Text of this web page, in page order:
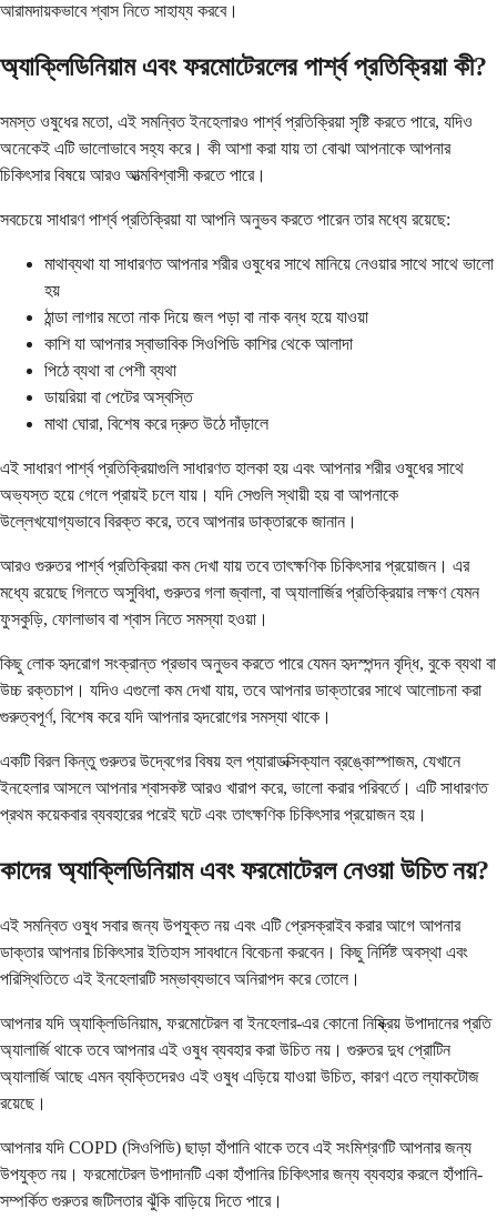
আরামদায়কভাবে শ্বাস নিতে সাহায্য করবে।
অ্যাক্লিডিনিয়াম এবং ফরমোটেরলের পার্শ্ব প্রতিক্রিয়া কী?
সমস্ত ওষুধের মতো, এই সমন্বিত ইনহেলারও পার্শ্ব প্রতিক্রিয়া সৃষ্টি করতে পারে, যদিও
অনেকেই এটি ভালোভাবে সহ্য করে। কী আশা করা যায় তা বোঝা আপনাকে আপনার
চিকিৎসার বিষয়ে আরও আত্মবিশ্বাসী করতে পারে।
সবচেয়ে সাধারণ পার্শ্ব প্রতিক্রিয়া যা আপনি অনুভব করতে পারেন তার মধ্যে রয়েছে:
মাথাব্যথা যা সাধারণত আপনার শরীর ওষুধের সাথে মানিয়ে নেওয়ার সাথে সাথে ভালো
হয়
ঠান্ডা লাগার মতো নাক দিয়ে জল পড়া বা নাক বন্ধ হয়ে যাওয়া
কাশি যা আপনার স্বাভাবিক সিওপিডি কাশির থেকে আলাদা
পিঠে ব্যথা বা পেশী ব্যথা
ডায়রিয়া বা পেটের অস্বস্তি
মাথা ঘোরা, বিশেষ করে দ্রুত উঠে দাঁড়ালে
এই সাধারণ পার্শ্ব প্রতিক্রিয়াগুলি সাধারণত হালকা হয় এবং আপনার শরীর ওষুধের সাথে
অভ্যস্ত হয়ে গেলে প্রায়ই চলে যায়। যদি সেগুলি স্থায়ী হয় বা আপনাকে
উল্লেখযোগ্যভাবে বিরক্ত করে, তবে আপনার ডাক্তারকে জানান।
আরও গুরুতর পার্শ্ব প্রতিক্রিয়া কম দেখা যায় তবে তাৎক্ষণিক চিকিৎসার প্রয়োজন। এর
মধ্যে রয়েছে গিলতে অসুবিধা, গুরুতর গলা জ্বালা, বা অ্যালার্জির প্রতিক্রিয়ার লক্ষণ যেমন
ফুসকুড়ি, ফোলাভাব বা শ্বাস নিতে সমস্যা হওয়া।
কিছু লোক হৃদরোগ সংক্রান্ত প্রভাব অনুভব করতে পারে যেমন হৃদস্পন্দন বৃদ্ধি, বুকে ব্যথা বা
উচ্চ রক্তচাপ। যদিও এগুলো কম দেখা যায়, তবে আপনার ডাক্তারের সাথে আলোচনা করা
গুরুত্বপূর্ণ, বিশেষ করে যদি আপনার হৃদরোগের সমস্যা থাকে।
একটি বিরল কিন্তু গুরুতর উদ্বেগের বিষয় হল প্যারাডক্সিক্যাল ব্রঙ্কোস্পাজম, যেখানে
ইনহেলার আসলে আপনার শ্বাসকষ্ট আরও খারাপ করে, ভালো করার পরিবর্তে। এটি সাধারণত
প্রথম কয়েকবার ব্যবহারের পরেই ঘটে এবং তাৎক্ষণিক চিকিৎসার প্রয়োজন হয়।
কাদের অ্যাক্লিডিনিয়াম এবং ফরমোটেরল নেওয়া উচিত নয়?
এই সমন্বিত ওষুধ সবার জন্য উপযুক্ত নয় এবং এটি প্রেসক্রাইব করার আগে আপনার
ডাক্তার আপনার চিকিৎসার ইতিহাস সাবধানে বিবেচনা করবেন। কিছু নির্দিষ্ট অবস্থা এবং
পরিস্থিতিতে এই ইনহেলারটি সম্ভাব্যভাবে অনিরাপদ করে তোলে।
আপনার যদি অ্যাক্লিডিনিয়াম, ফরমোটেরল বা ইনহেলার-এর কোনো নিষ্ক্রিয় উপাদানের প্রতি
অ্যালার্জি থাকে তবে আপনার এই ওষুধ ব্যবহার করা উচিত নয়। গুরুতর দুধ প্রোটিন
অ্যালার্জি আছে এমন ব্যক্তিদেরও এই ওষুধ এড়িয়ে যাওয়া উচিত, কারণ এতে ল্যাকটোজ
রয়েছে।
আপনার যদি COPD (সিওপিডি) ছাড়া হাঁপানি থাকে তবে এই সংমিশ্রণটি আপনার জন্য
উপযুক্ত নয়। ফরমোটেরল উপাদানটি একা হাঁপানির চিকিৎসার জন্য ব্যবহার করলে হাঁপানি-
সম্পর্কিত গুরুতর জটিলতার ঝুঁকি বাড়িয়ে দিতে পারে।